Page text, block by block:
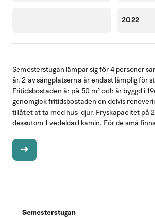
2022
Semesterstugan lämpar sig för 4 personer
år. 2 av sängplatserna är endast lämplig för
Fritidsbostaden är på 50 m² och är byggd i
genomgick fritidsbostaden en delvis
tillåtet at ta med hus-djur. Fryskapacitet på
dessutom 1 vedeldad kamin. För de små
Semesterstugan